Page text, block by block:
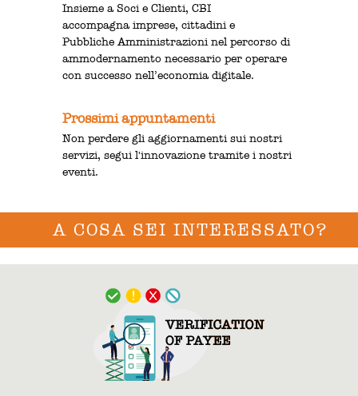
Insieme a Soci e Clienti, CBI
accompagna imprese, cittadini e
Pubbliche Amministrazioni nel percorso di
ammodernamento necessario per operare
con successo nell’economia digitale.
Prossimi appuntamenti
Non perdere gli aggiornamenti sui nostri
servizi, segui l'innovazione tramite i nostri
eventi.
A COSA SEI INTERESSATO?